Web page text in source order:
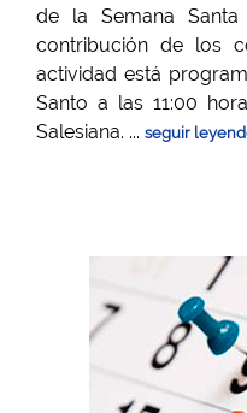
de la Semana
contribución de los
actividad está
Santo a las 11:00
Salesiana. ... seguir